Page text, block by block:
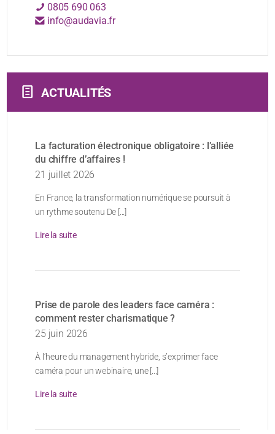
0805 690 063
info@audavia.fr
ACTUALITÉS
La facturation électronique obligatoire : l’alliée
du chiffre d’affaires !
21 juillet 2026
En France, la transformation numérique se poursuit à
un rythme soutenu De [...]
Lire la suite
Prise de parole des leaders face caméra :
comment rester charismatique ?
25 juin 2026
À l’heure du management hybride, s’exprimer face
caméra pour un webinaire, une [...]
Lire la suite